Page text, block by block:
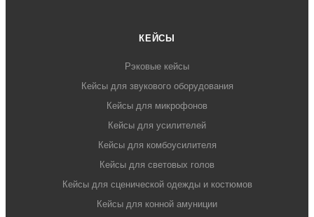
КЕЙСЫ
Рэковые кейсы
Кейсы для звукового оборудования
Кейсы для микрофонов
Кейсы для усилителей
Кейсы для комбоусилителя
Кейсы для световых голов
Кейсы для сценической одежды и костюмов
Кейсы для конной амуниции